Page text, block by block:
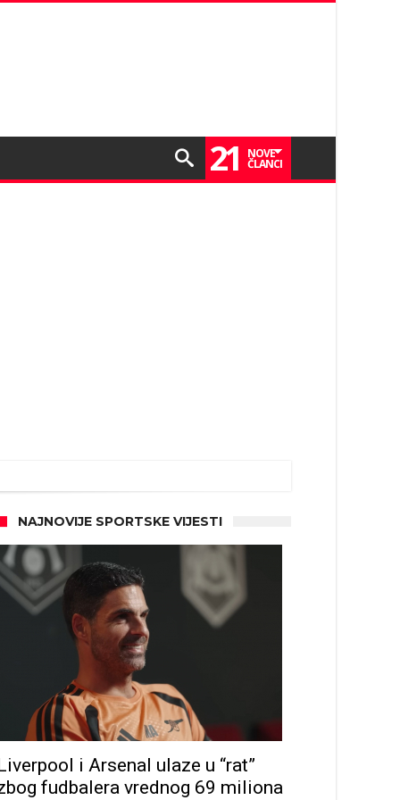
21 NOVE
ČLANCI
NAJNOVIJE SPORTSKE VIJESTI
i Arsenal ulaze u “rat”
fudbalera vrednog 69 miliona